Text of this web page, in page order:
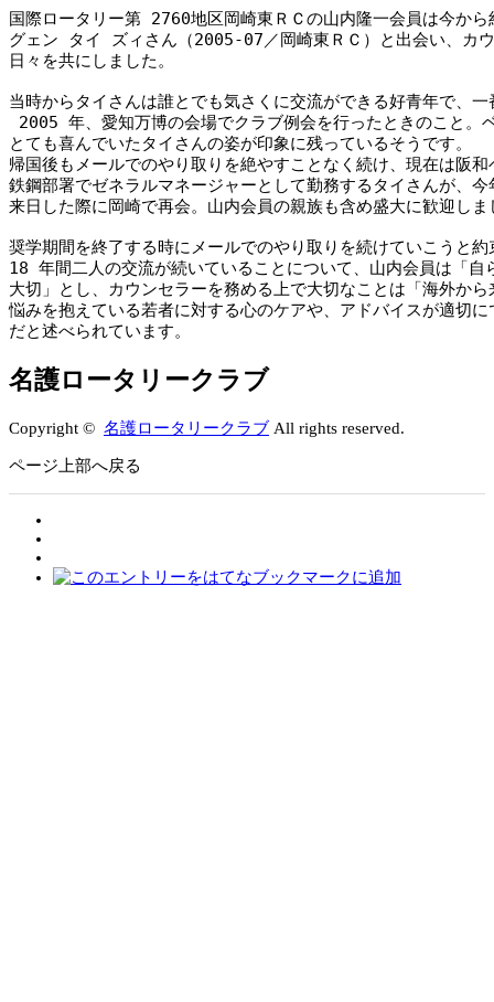
国際ロータリー第 2760地区岡崎東ＲＣの山内隆一会員は今か
グェン タイ ズィさん（2005-07／岡崎東ＲＣ）と出会い、カ
日々を共にしました。
当時からタイさんは誰とでも気さくに交流ができる好青年で、
2005 年、愛知万博の会場でクラブ例会を行ったときのこと。
とても喜んでいたタイさんの姿が印象に残っているそうです。
帰国後もメールでのやり取りを絶やすことなく続け、現在は阪
鉄鋼部署でゼネラルマネージャーとして勤務するタイさんが、
来日した際に岡崎で再会。山内会員の親族も含め盛大に歓迎しま
奨学期間を終了する時にメールでのやり取りを続けていこうと
18 年間二人の交流が続いていることについて、山内会員は「自
大切」とし、カウンセラーを務める上で大切なことは「海外か
悩みを抱えている若者に対する心のケアや、アドバイスが適切
だと述べられています。
名護ロータリークラブ
Copyright © 名護ロータリークラブ All rights reserved.
ページ上部へ戻る